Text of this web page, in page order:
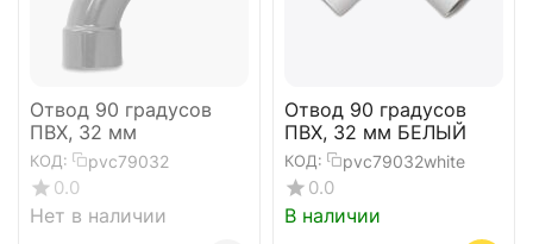
Отвод 90 градусов
ПВХ, 32 мм
КОД: pvc79032
0.0
Нет в наличии
Отвод 90 градусов
ПВХ, 32 мм БЕЛЫЙ
КОД: pvc79032white
0.0
В наличии